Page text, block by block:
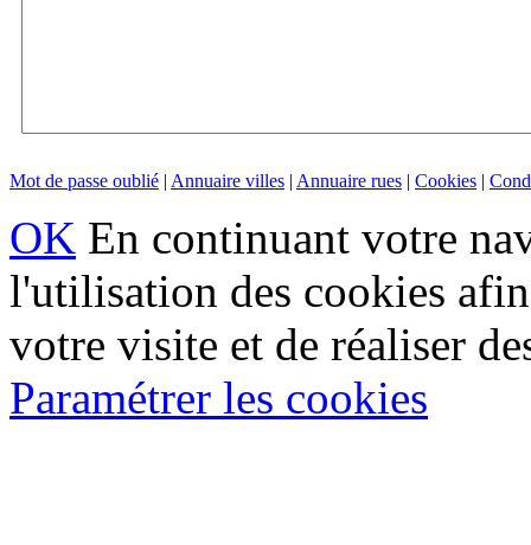
Mot de passe oublié | Annuaire villes | Annuaire rues | Cookies |
OK En continuant votre
l'utilisation des cookies
votre visite et de réaliser
Paramétrer les cookies